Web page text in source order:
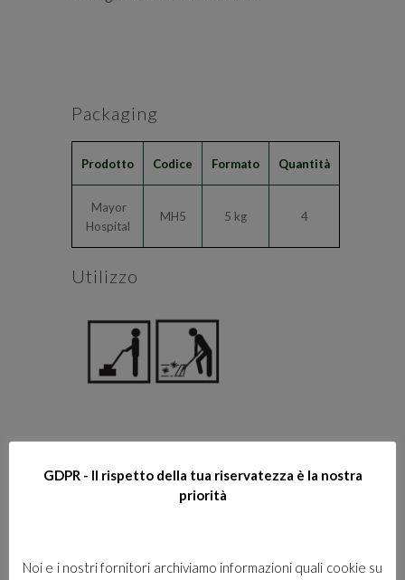
Packaging
Prodotto Codice Formato Quantità
Mayor
Hospital
MH5 5 kg 4
Utilizzo
Diluizione
GDPR - Il rispetto della tua riservatezza è la nostra
priorità
Noi e i nostri fornitori archiviamo informazioni quali cookie su